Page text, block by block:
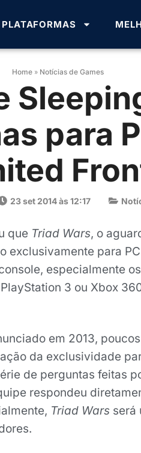
PLATAFORMAS
Home» Notícias de Games
para
23 set 2014 às 12:17
que Triad Wars, o
exclusivamente para
especialmente
3 ou Xbox
em 2013,
da exclusividade
de perguntas feitas
respondeu
Triad Wars será